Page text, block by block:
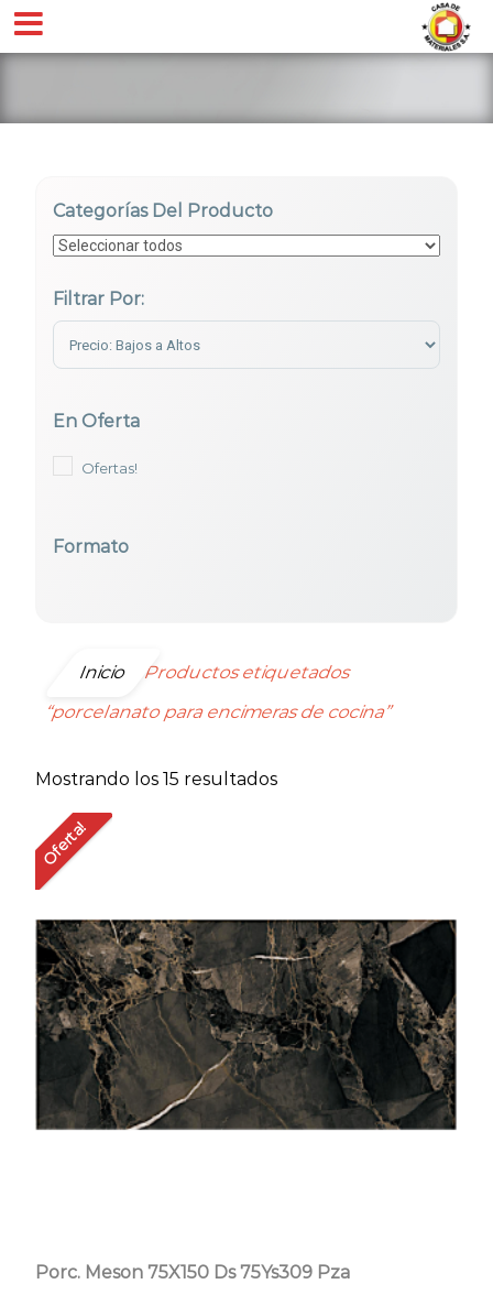
Categorías Del Producto
Filtrar Por:
En Oferta
Ofertas!
Formato
Inicio
Productos etiquetados
“porcelanato para encimeras de cocina”
Mostrando los 15 resultadosOrdenado
alto
Oferta!
Porc. Meson 75X150 Ds 75Ys309 Pza